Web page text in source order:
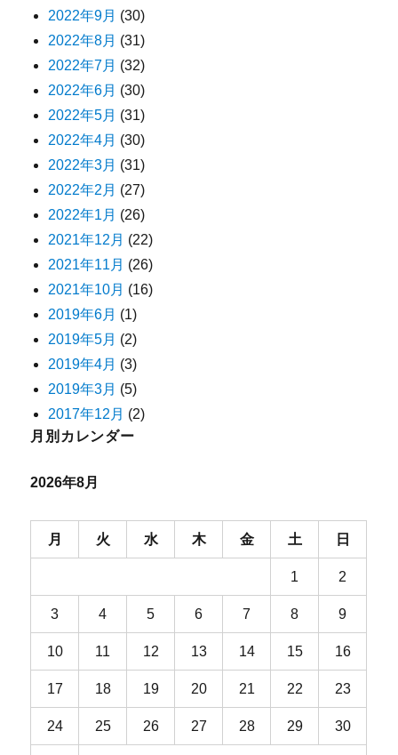
2022年9月 (30)
2022年8月 (31)
2022年7月 (32)
2022年6月 (30)
2022年5月 (31)
2022年4月 (30)
2022年3月 (31)
2022年2月 (27)
2022年1月 (26)
2021年12月 (22)
2021年11月 (26)
2021年10月 (16)
2019年6月 (1)
2019年5月 (2)
2019年4月 (3)
2019年3月 (5)
2017年12月 (2)
月別カレンダー
2026年8月
月 火 水 木 金 土 日
1 2
3 4 5 6 7 8 9
10 11 12 13 14 15 16
17 18 19 20 21 22 23
24 25 26 27 28 29 30